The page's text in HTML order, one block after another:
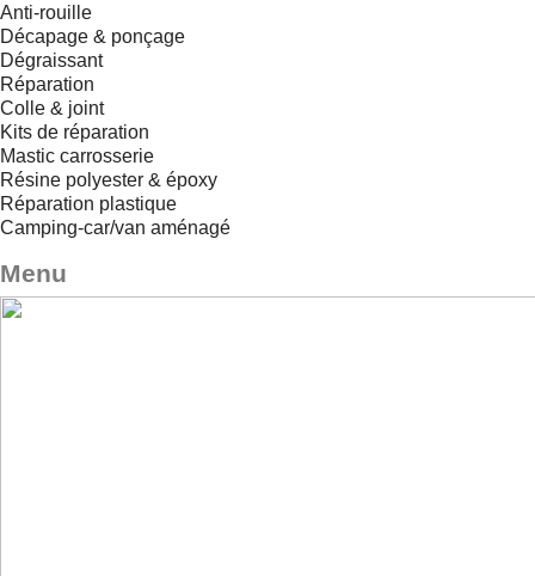
Anti-rouille
Décapage & ponçage
Dégraissant
Réparation
Colle & joint
Kits de réparation
Mastic carrosserie
Résine polyester & époxy
Réparation plastique
Camping-car/van aménagé
Menu